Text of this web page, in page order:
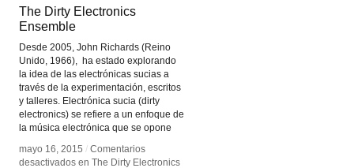
The Dirty Electronics
Ensemble
Desde 2005, John Richards (Reino
Unido, 1966), ha estado explorando
la idea de las electrónicas sucias a
través de la experimentación, escritos
y talleres. Electrónica sucia (dirty
electronics) se refiere a un enfoque de
la música electrónica que se opone
mayo 16, 2015 / Comentarios
desactivados en The Dirty Electronics
The Dirty Electronics
Ensemble
mayo 16, 2015 / Comentarios
desactivados en The Dirty Electronics